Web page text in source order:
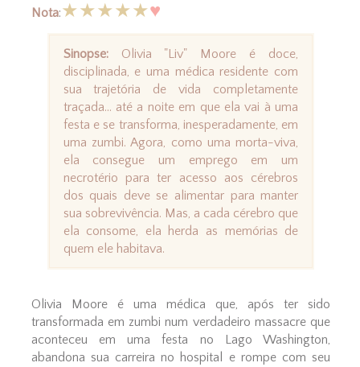
Nota:★★★★★♥
Sinopse:Olivia "Liv" Moore é doce,
disciplinada, e uma médica residente com
sua trajetória de vida completamente
traçada... até a noite em que ela vai à uma
festa e se transforma, inesperadamente, em
uma zumbi. Agora, como uma morta-viva,
ela consegue um emprego em um
necrotério para ter acesso aos cérebros
dos quais deve se alimentar para manter
sua sobrevivência. Mas, a cada cérebro que
ela consome, ela herda as memórias de
quem ele habitava.
Olivia Moore é uma médica que, após ter sido
transformada em zumbi num verdadeiro massacre que
aconteceu em uma festa no Lago Washington,
abandona sua carreira no hospital e rompe com seu